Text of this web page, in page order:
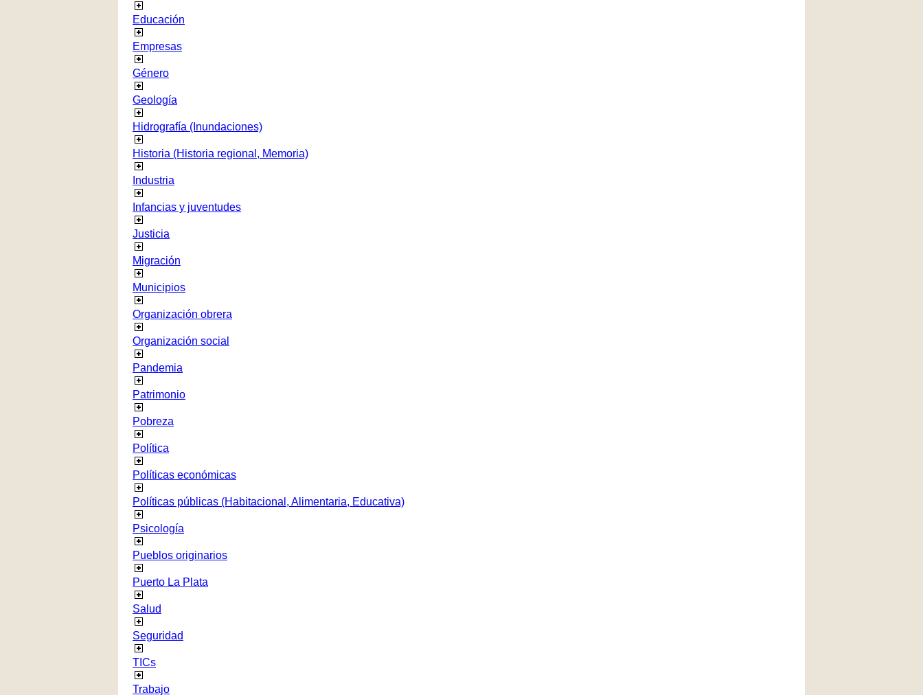
Educación
Empresas
Género
Geología
Hidrografía (Inundaciones)
Historia (Historia regional, Memoria)
Industria
Infancias y juventudes
Justicia
Migración
Municipios
Organización obrera
Organización social
Pandemia
Patrimonio
Pobreza
Política
Políticas económicas
Políticas públicas (Habitacional, Alimentaria, Educativa)
Psicología
Pueblos originarios
Puerto La Plata
Salud
Seguridad
TICs
Trabajo